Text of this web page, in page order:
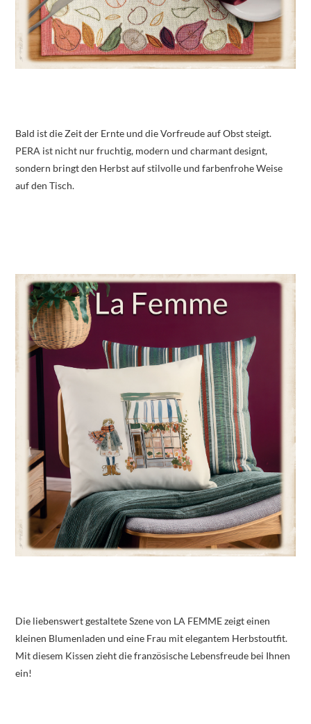
Bald ist die Zeit der Ernte und die Vorfreude auf Obst steigt.
PERA ist nicht nur fruchtig, modern und charmant designt,
sondern bringt den Herbst auf stilvolle und farbenfrohe Weise
auf den Tisch.
Die liebenswert gestaltete Szene von LA FEMME zeigt einen
kleinen Blumenladen und eine Frau mit elegantem Herbstoutfit.
Mit diesem Kissen zieht die französische Lebensfreude bei Ihnen
ein!